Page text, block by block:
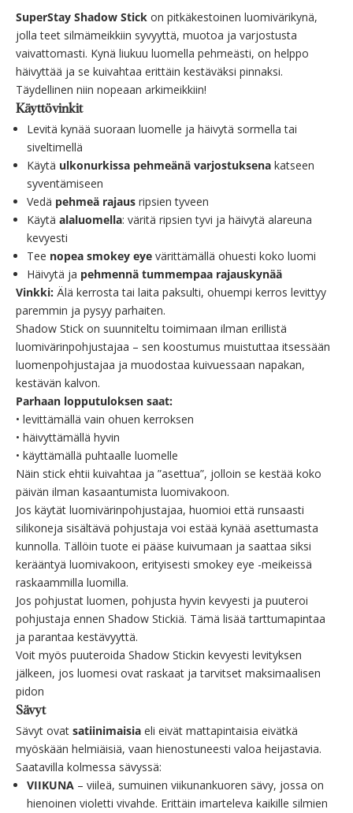
SuperStay Shadow Stick on pitkäkestoinen luomivärikynä,
jolla teet silmämeikkiin syvyyttä, muotoa ja varjostusta
vaivattomasti. Kynä liukuu luomella pehmeästi, on helppo
häivyttää ja se kuivahtaa erittäin kestäväksi pinnaksi.
Täydellinen niin nopeaan arkimeikkiin!
Käyttövinkit
Levitä kynää suoraan luomelle ja häivytä sormella tai
siveltimellä
Käytä ulkonurkissa pehmeänä varjostuksena katseen
syventämiseen
Vedä pehmeä rajaus ripsien tyveen
Käytä alaluomella: väritä ripsien tyvi ja häivytä alareuna
kevyesti
Tee nopea smokey eye värittämällä ohuesti koko luomi
Häivytä ja pehmennä tummempaa rajauskynää
Vinkki: Älä kerrosta tai laita paksulti, ohuempi kerros levittyy
paremmin ja pysyy parhaiten.
Shadow Stick on suunniteltu toimimaan ilman erillistä
luomivärinpohjustajaa – sen koostumus muistuttaa itsessään
luomenpohjustajaa ja muodostaa kuivuessaan napakan,
kestävän kalvon.
Parhaan lopputuloksen saat:
• levittämällä vain ohuen kerroksen
• häivyttämällä hyvin
• käyttämällä puhtaalle luomelle
Näin stick ehtii kuivahtaa ja ”asettua”, jolloin se kestää koko
päivän ilman kasaantumista luomivakoon.
Jos käytät luomivärinpohjustajaa, huomioi että runsaasti
silikoneja sisältävä pohjustaja voi estää kynää asettumasta
kunnolla. Tällöin tuote ei pääse kuivumaan ja saattaa siksi
kerääntyä luomivakoon, erityisesti smokey eye -meikeissä
raskaammilla luomilla.
Jos pohjustat luomen, pohjusta hyvin kevyesti ja puuteroi
pohjustaja ennen Shadow Stickiä. Tämä lisää tarttumapintaa
ja parantaa kestävyyttä.
Voit myös puuteroida Shadow Stickin kevyesti levityksen
jälkeen, jos luomesi ovat raskaat ja tarvitset maksimaalisen
pidon
Sävyt
Sävyt ovat satiinimaisia eli eivät mattapintaisia eivätkä
myöskään helmiäisiä, vaan hienostuneesti valoa heijastavia.
Saatavilla kolmessa sävyssä:
VIIKUNA – viileä, sumuinen viikunankuoren sävy, jossa on
hienoinen violetti vivahde. Erittäin imarteleva kaikille silmien